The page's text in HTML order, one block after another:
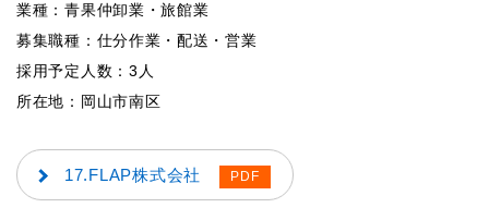
業種：青果仲卸業・旅館業
募集職種：仕分作業・配送・営業
採用予定人数：3人
所在地：岡山市南区
17.FLAP株式会社